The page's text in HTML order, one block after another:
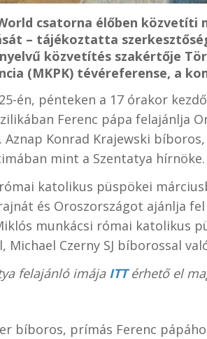
csatorna élőben közvetíti
– tájékoztatta
közvetítés szakértője
(MKPK) tévéreferense, a
én, pénteken a 17 órakor
Ferenc pápa felajánlja
Aznap Konrad Krajewski
mint a Szentatya hírnöke.
katolikus püspökei
és Oroszországot ajánlja
munkácsi római katolikus
Michael Czerny SJ bíborossal
felajánló imája ITTérhető el
bíboros, prímás Ferenc